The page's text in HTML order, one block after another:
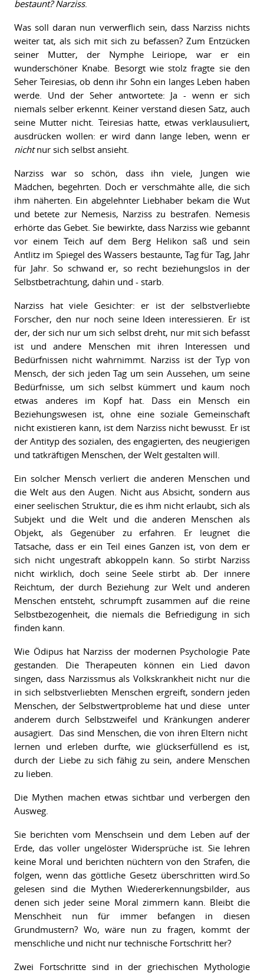
bestaunt?Narziss.
Was soll daran nun verwerflich sein, dass Narziss nichts
weiter tat, als sich mit sich zu befassen? Zum Entzücken
seiner Mutter, der Nymphe Leiriope, war er ein
wunderschöner Knabe. Besorgt wie stolz fragte sie den
Seher Teiresias, ob denn ihr Sohn ein langes Leben haben
werde. Und der Seher antwortete: Ja - wenn er sich
niemals selber erkennt. Keiner verstand diesen Satz, auch
seine Mutter nicht. Teiresias hatte, etwas verklausuliert,
ausdrücken wollen: er wird dann lange leben, wenn er
nichtnur sich selbst ansieht.
Narziss war so schön, dass ihn viele, Jungen wie
Mädchen, begehrten. Doch er verschmähte alle, die sich
ihm näherten. Ein abgelehnter Liebhaber bekam die Wut
und betete zur Nemesis, Narziss zu bestrafen. Nemesis
erhörte das Gebet. Sie bewirkte, dass Narziss wie gebannt
vor einem Teich auf dem Berg Helikon saß und sein
Antlitz im Spiegel des Wassers bestaunte, Tag für Tag, Jahr
für Jahr. So schwand er, so recht beziehungslos in der
Selbstbetrachtung, dahin und - starb.
Narziss hat viele Gesichter: er ist der selbstverliebte
Forscher, den nur noch seine Ideen interessieren. Er ist
der, der sich nur um sich selbst dreht, nur mit sich befasst
ist und andere Menschen mit ihren Interessen und
Bedürfnissen nicht wahrnimmt. Narziss ist der Typ von
Mensch, der sich jeden Tag um sein Aussehen, um seine
Bedürfnisse, um sich selbst kümmert und kaum noch
etwas anderes im Kopf hat. Dass ein Mensch ein
Beziehungswesen ist, ohne eine soziale Gemeinschaft
nicht existieren kann, ist dem Narziss nicht bewusst. Er ist
der Antityp des sozialen, des engagierten, des neugierigen
und tatkräftigen Menschen, der Welt gestalten will.
Ein solcher Mensch verliert die anderen Menschen und
die Welt aus den Augen. Nicht aus Absicht, sondern aus
einer seelischen Struktur, die es ihm nicht erlaubt, sich als
Subjekt und die Welt und die anderen Menschen als
Objekt, als Gegenüber zu erfahren. Er leugnet die
Tatsache, dass er ein Teil eines Ganzen ist, von dem er
sich nicht ungestraft abkoppeln kann. So stirbt Narziss
nicht wirklich, doch seine Seele stirbt ab. Der innere
Reichtum, der durch Beziehung zur Welt und anderen
Menschen entsteht, schrumpft zusammen auf die reine
Selbstbezogenheit, die niemals die Befriedigung in sich
finden kann.
Wie Ödipus hat Narziss der modernen Psychologie Pate
gestanden. Die Therapeuten können ein Lied davon
singen, dass Narzissmus als Volkskrankheit nicht nur die
in sich selbstverliebten Menschen ergreift, sondern jeden
Menschen, der Selbstwertprobleme hat und diese
unter
anderem durch Selbstzweifel und Kränkungen anderer
ausagiert.
Das sind Menschen, die von ihren Eltern nicht
lernen und erleben durfte, wie glückserfüllend es ist,
durch der Liebe zu sich fähig zu sein, andere Menschen
zu lieben.
Die Mythen machen etwas sichtbar und verbergen den
Ausweg.
Sie berichten vom Menschsein und dem Leben auf der
Erde, das voller ungelöster Widersprüche ist. Sie lehren
keine Moral und berichten nüchtern von den Strafen, die
folgen, wenn das göttliche Gesetz überschritten wird.So
gelesen sind die Mythen Wiedererkennungsbilder, aus
denen sich jeder seine Moral zimmern kann. Bleibt die
Menschheit nun für immer befangen in diesen
Grundmustern? Wo, wäre nun zu fragen, kommt der
menschliche und nicht nur technische Fortschritt her?
Zwei Fortschritte sind in der griechischen Mythologie